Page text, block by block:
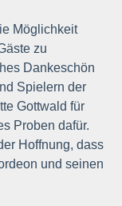
Möglichkeit
zu
Dankeschön
Spielern der
Gottwald für
Proben dafür.
Hoffnung, dass
und seinen